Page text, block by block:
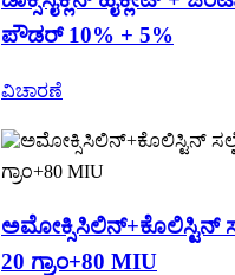
ಪೌಡರ್ 10% + 5%
ವಿಚಾರಣೆ
ಅಮೋಕ್ಸಿಸಿಲಿನ್+ಕೊಲಿಸ್ಟಿನ್
20 ಗ್ರಾಂ+80 MIU